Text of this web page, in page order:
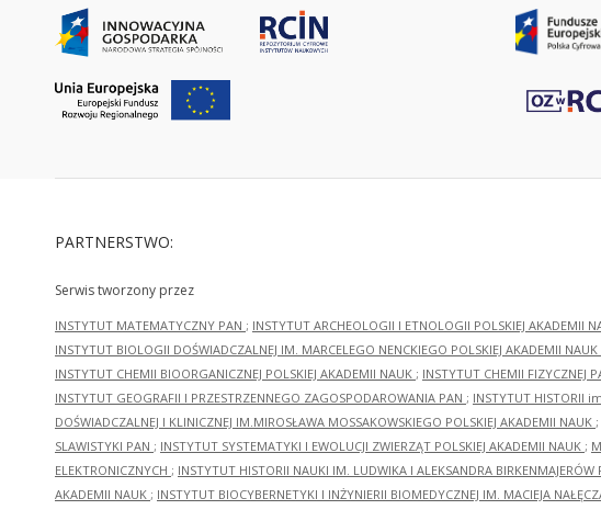
PARTNERSTWO:
Serwis tworzony przez
INSTYTUT MATEMATYCZNY PAN ; INSTYTUT ARCHEOLOGII I ETNOLOGII POLSKIEJ AKADEMII
INSTYTUT BIOLOGII DOŚWIADCZALNEJ IM. MARCELEGO NENCKIEGO POLSKIEJ AKADEMII NAUK
INSTYTUT CHEMII BIOORGANICZNEJ POLSKIEJ AKADEMII NAUK ; INSTYTUT CHEMII FIZYCZNEJ
INSTYTUT GEOGRAFII I PRZESTRZENNEGO ZAGOSPODAROWANIA PAN ; INSTYTUT HISTORII
DOŚWIADCZALNEJ I KLINICZNEJ IM.MIROSŁAWA MOSSAKOWSKIEGO POLSKIEJ AKADEMII NAUK ;
SLAWISTYKI PAN ; INSTYTUT SYSTEMATYKI I EWOLUCJI ZWIERZĄT POLSKIEJ AKADEMII NAUK ;
ELEKTRONICZNYCH ; INSTYTUT HISTORII NAUKI IM. LUDWIKA I ALEKSANDRA BIRKENMAJERÓW
AKADEMII NAUK ; INSTYTUT BIOCYBERNETYKI I INŻYNIERII BIOMEDYCZNEJ IM. MACIEJA